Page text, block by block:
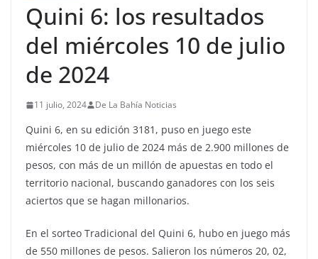
Quini 6: los resultados
del miércoles 10 de julio
de 2024
11 julio, 2024 De La Bahía Noticias
Quini 6, en su edición 3181, puso en juego este
miércoles 10 de julio de 2024 más de 2.900 millones de
pesos, con más de un millón de apuestas en todo el
territorio nacional, buscando ganadores con los seis
aciertos que se hagan millonarios.
En el sorteo Tradicional del Quini 6, hubo en juego más
de 550 millones de pesos. Salieron los números 20, 02,